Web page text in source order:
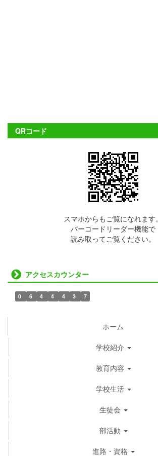
QRコード
スマホからもご覧になれます。
バーコードリーダー機能で
読み取ってご覧ください。
アクセスカウンター
0 6 4 4 4 3 7
ホーム
学校紹介
教育内容
学校生活
生徒会
部活動
進路・資格